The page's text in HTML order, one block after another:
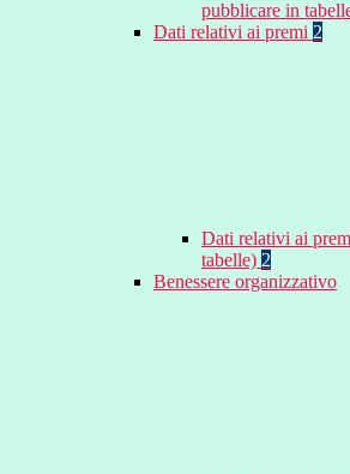
pubblicare in
Dati relativi ai premi 2
Dati relativi ai
tabelle) 2
Benessere organizzativo